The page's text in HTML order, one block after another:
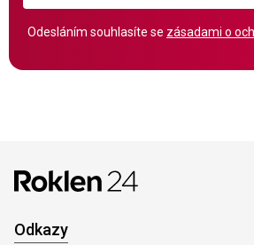
Odesláním souhlasíte se zásadami o
Odkazy